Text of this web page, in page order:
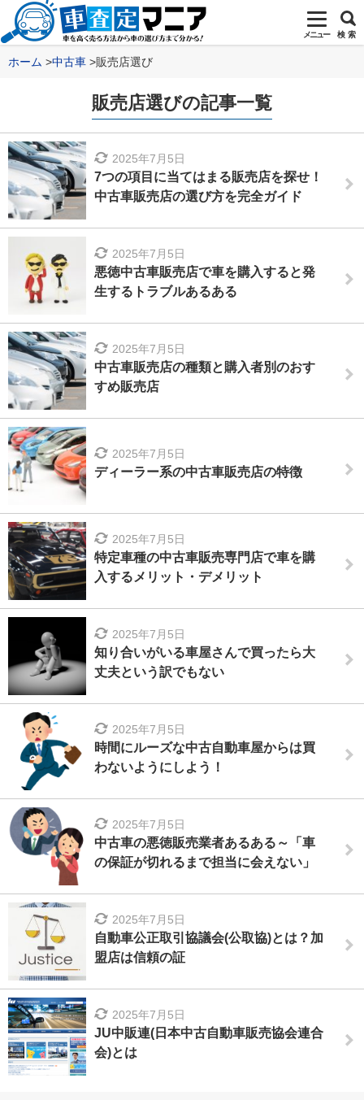
メニュー 検 索
ホーム 中古車 販売店選び
販売店選びの記事一覧
2025年7月5日
7つの項目に当てはまる販売店を探せ！
中古車販売店の選び方を完全ガイド
2025年7月5日
悪徳中古車販売店で車を購入すると発
生するトラブルあるある
2025年7月5日
中古車販売店の種類と購入者別のおす
すめ販売店
2025年7月5日
ディーラー系の中古車販売店の特徴
2025年7月5日
特定車種の中古車販売専門店で車を購
入するメリット・デメリット
2025年7月5日
知り合いがいる車屋さんで買ったら大
丈夫という訳でもない
2025年7月5日
時間にルーズな中古自動車屋からは買
わないようにしよう！
2025年7月5日
中古車の悪徳販売業者あるある～「車
の保証が切れるまで担当に会えない」
2025年7月5日
自動車公正取引協議会(公取協)とは？加
盟店は信頼の証
2025年7月5日
JU中販連(日本中古自動車販売協会連合
会)とは